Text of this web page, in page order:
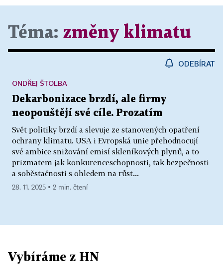
Téma: změny klimatu
ODEBÍRAT
Dekarbonizace brzdí, ale firmy
neopouštějí své cíle. Prozatím
Svět politiky brzdí a slevuje ze stanovených opatření
ochrany klimatu. USA i Evropská unie přehodnocují
své ambice snižování emisí skleníkových plynů, a to
prizmatem jak konkurenceschopnosti, tak bezpečnosti
a soběstačnosti s ohledem na růst...
ONDŘEJ ŠTOLBA
28. 11. 2025 ▪ 2 min. čtení
Vybíráme z HN